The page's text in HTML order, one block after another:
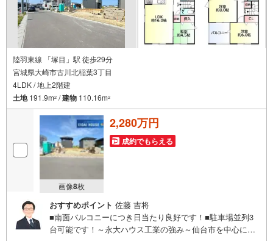
陸羽東線 「塚目」駅 徒歩29分
宮城県大崎市古川北稲葉3丁目
4LDK / 地上2階建
土地191.9m2 /建物 110.16m2
画像8枚
2,280万円
成約でもらえる
おすすめポイント 佐藤 吉将
■南面バルコニーにつき日当たり良好です！■駐車場並列3
台可能です！～永大ハウス工業の強み～仙台市を中心に宮